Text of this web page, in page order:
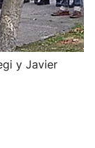
y Javier